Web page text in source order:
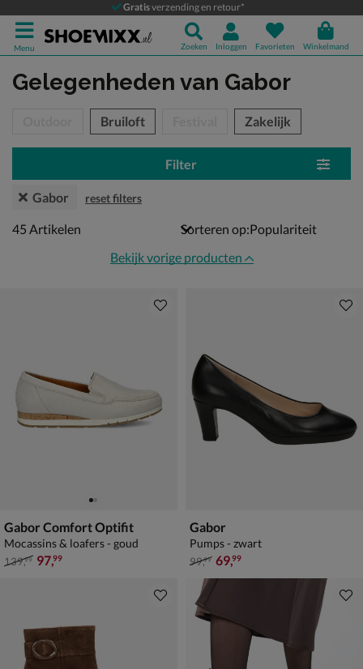
Gratisverzending en retour*
Menu Zoeken Inloggen Favorieten Winkelmand
Gelegenheden van Gabor
Bruiloft Zakelijk
Filter
Gabor reset filters
45 artikelen
45 Artikelen
Sorteren op:
Bekijk vorige producten
Gabor Comfort Optifit
Mocassins & loafers - goud
van € 139,99 voor € 97,99
139,99 97,99
Gabor
Pumps - zwart
van € 99,99 voor € 69,99
99,99 69,99